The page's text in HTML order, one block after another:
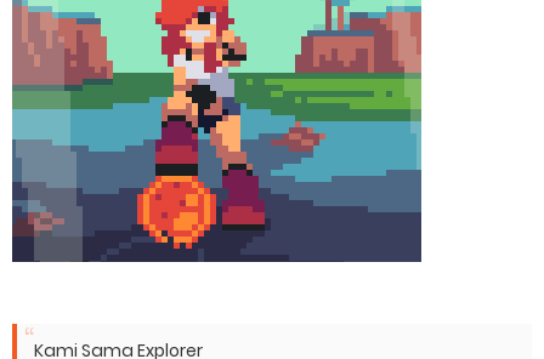
Kami Sama Explorer